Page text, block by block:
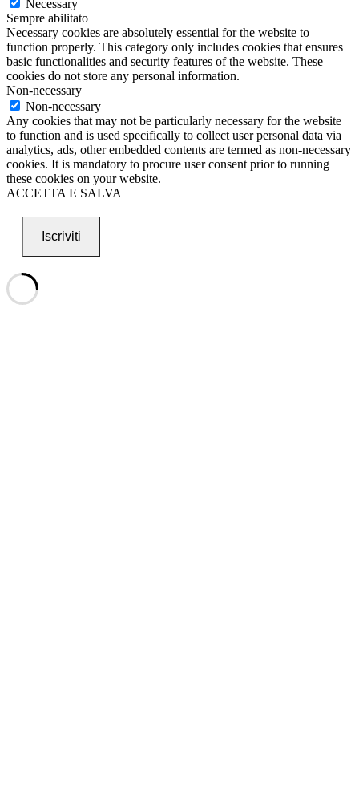
Necessary
Sempre abilitato
Necessary cookies are absolutely essential for the website to
function properly. This category only includes cookies that ensures
basic functionalities and security features of the website. These
cookies do not store any personal information.
Non-necessary
Non-necessary
Any cookies that may not be particularly necessary for the website
to function and is used specifically to collect user personal data via
analytics, ads, other embedded contents are termed as non-necessary
cookies. It is mandatory to procure user consent prior to running
these cookies on your website.
ACCETTA E SALVA
Iscriviti